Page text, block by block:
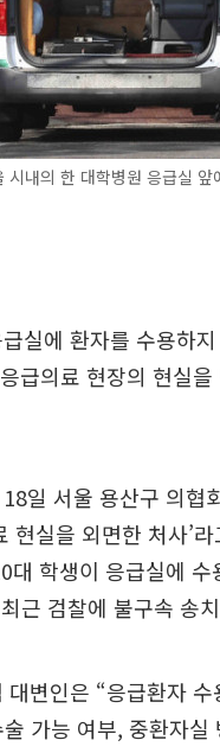
내의 한 대학병원 응급실 앞
실에 환자를 수용하
급의료 현장의 현실
일 서울 용산구 의협
현실을 외면한 처사’
대 학생이 응급실에
근 검찰에 불구속 송
대변인은 “응급환자
가능 여부, 중환자